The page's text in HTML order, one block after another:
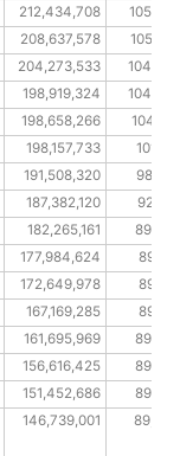
212,434,708
208,637,578
204,273,533
198,919,324
198,658,266
198,157,733
191,508,320
187,382,120
182,265,161
177,984,624
172,649,978
167,169,285
161,695,969
156,616,425
151,452,686
146,739,001